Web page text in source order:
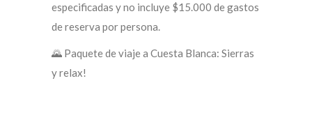
especificadas y no incluye $15.000 de gastos
de reserva por persona.
🌄 Paquete de viaje a Cuesta Blanca: Sierras
y relax!